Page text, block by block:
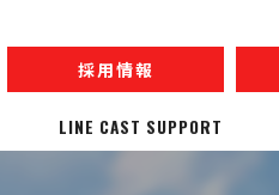
採用情報
LINE CAST SUPPORT